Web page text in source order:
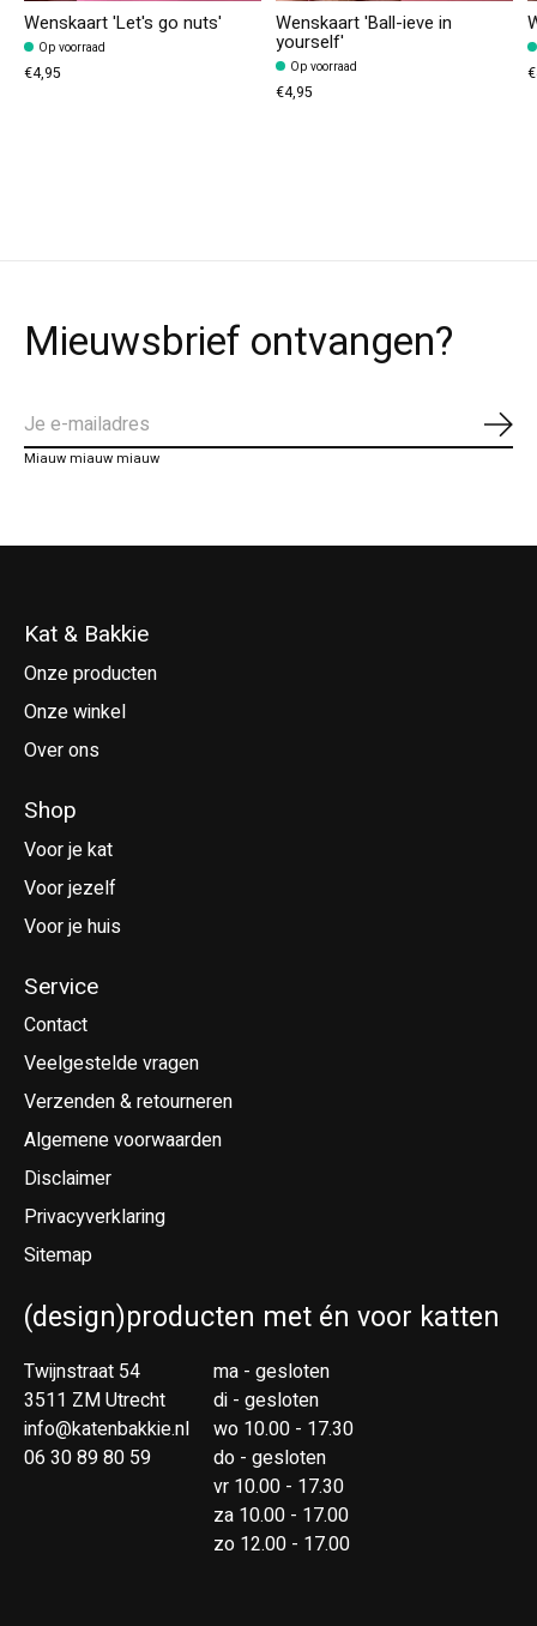
Wenskaart 'Let's go nuts'
Op voorraad
€4,95
Wenskaart 'Ball-ieve in
yourself'
Op voorraad
€4,95
Mieuwsbrief ontvangen?
Miauw miauw miauw
Kat & Bakkie
Onze producten
Onze winkel
Over ons
Shop
Voor je kat
Voor jezelf
Voor je huis
Service
Contact
Veelgestelde vragen
Verzenden & retourneren
Algemene voorwaarden
Disclaimer
Privacyverklaring
Sitemap
(design)producten met én voor katten
Twijnstraat 54
3511 ZM Utrecht
info@katenbakkie.nl
06 30 89 80 59
ma - gesloten
di - gesloten
wo 10.00 - 17.30
do - gesloten
vr 10.00 - 17.30
za 10.00 - 17.00
zo 12.00 - 17.00